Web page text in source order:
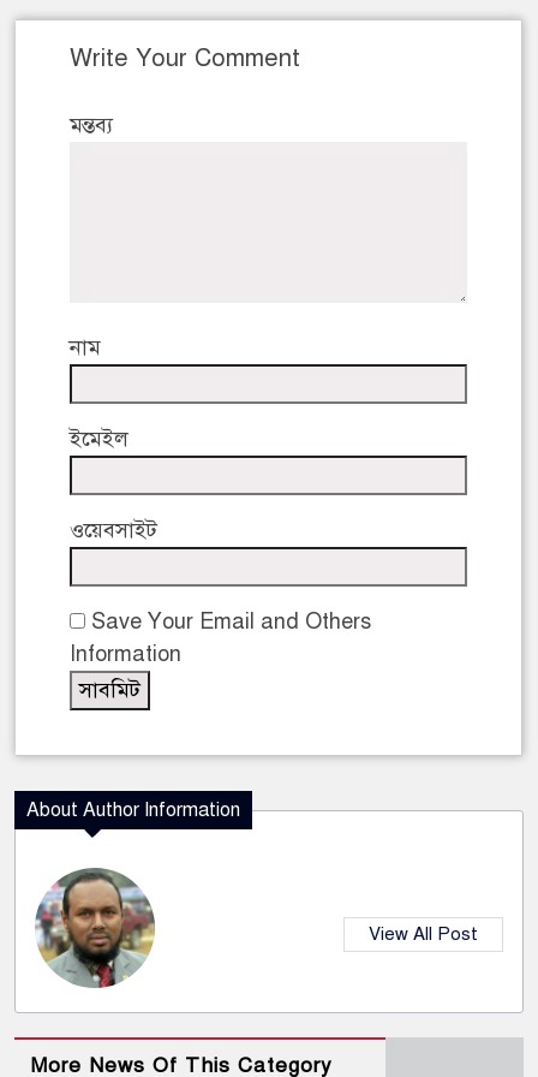
Write Your Comment
মন্তব্য
নাম
ইমেইল
ওয়েবসাইট
Save Your Email and Others
Information
About Author Information
View All Post
More News Of This Category